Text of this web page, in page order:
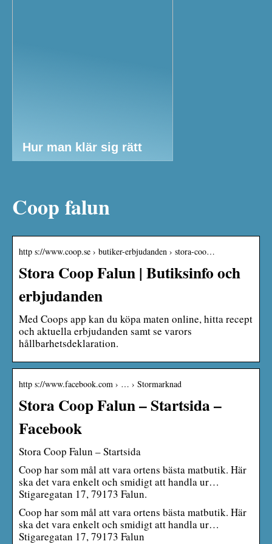
Hur man klär sig rätt
Coop falun
http s://www.coop.se › butiker-erbjudanden › stora-coo…
Stora Coop Falun | Butiksinfo och
erbjudanden
Med Coops app kan du köpa maten online, hitta recept
och aktuella erbjudanden samt se varors
hållbarhetsdeklaration.
http s://www.facebook.com › … › Stormarknad
Stora Coop Falun – Startsida –
Facebook
Stora Coop Falun – Startsida
Coop har som mål att vara ortens bästa matbutik. Här
ska det vara enkelt och smidigt att handla ur…
Stigaregatan 17, 79173 Falun.
Coop har som mål att vara ortens bästa matbutik. Här
ska det vara enkelt och smidigt att handla ur…
Stigaregatan 17, 79173 Falun